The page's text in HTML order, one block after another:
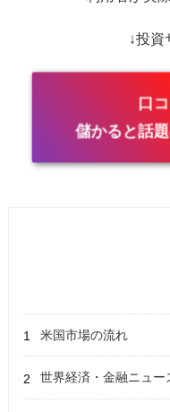
↓投資
口
儲かると話
米国市場の流れ
世界経済・金融ニュー